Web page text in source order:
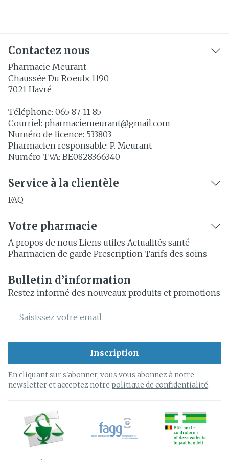
Contactez nous
Pharmacie Meurant
Chaussée Du Roeulx 1190
7021 Havré
Téléphone: 065 87 11 85
Courriel: pharmaciemeurant@gmail.com
Numéro de licence: 533803
Pharmacien responsable: P. Meurant
Numéro TVA: BE0828366340
Service à la clientèle
FAQ
Votre pharmacie
A propos de nous Liens utiles Actualités santé
Pharmacien de garde Prescription Tarifs des soins
Bulletin d’information
Restez informé des nouveaux produits et promotions
Adresse mail
Inscription
En cliquant sur s'abonner, vous vous abonnez à notre
newsletter et acceptez notre politique de confidentialité.